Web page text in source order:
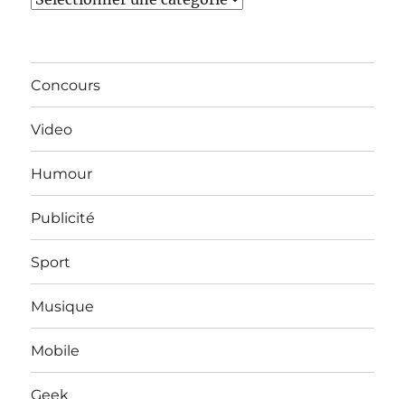
Concours
Video
Humour
Publicité
Sport
Musique
Mobile
Geek